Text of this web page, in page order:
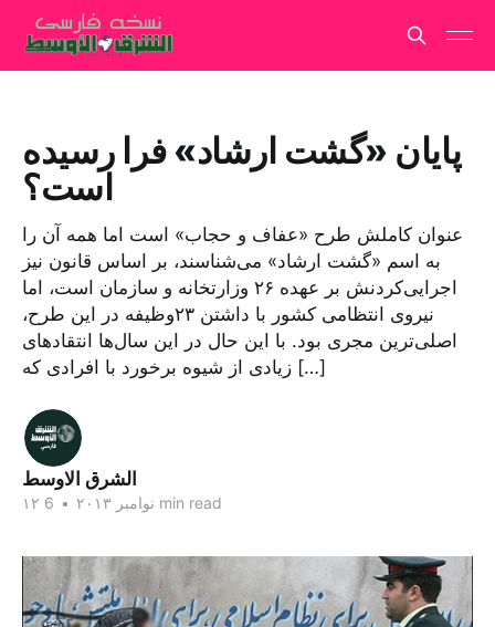
پایان «گشت ارشاد» فرا رسیده
است؟
عنوان کاملش طرح «عفاف و حجاب» است اما همه آن را
به اسم «گشت ارشاد» می‌شناسند، بر اساس قانون نیز
اجرایی‌کردنش بر عهده ۲۶ وزارتخانه و سازمان است، اما
نیروی انتظامی کشور با داشتن ۲۳وظیفه در این طرح،
اصلی‌ترین مجری بود. با این حال در این سال‌ها انتقادهای
زیادی از شیوه برخورد با افرادی که […]
الشرق الاوسط
۱۲ نوامبر ۲۰۱۳ • 6 min read